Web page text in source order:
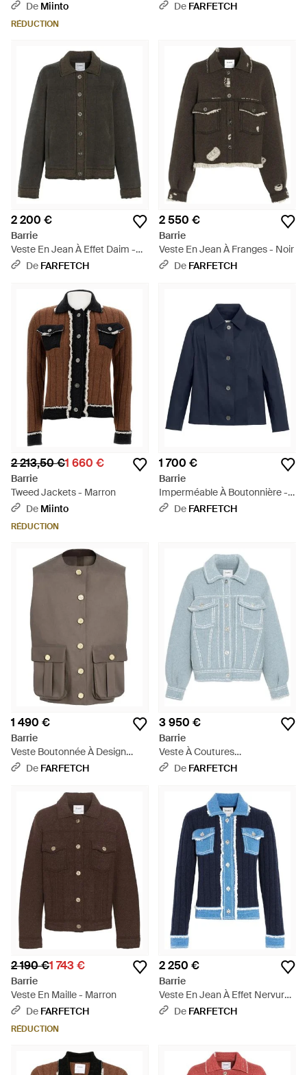
De Miinto
RÉDUCTION
NoirDe FARFETCH
2 200 €
Barrie
Veste En Jean À Effet Daim -
NoirDe FARFETCH
2 550 €
Barrie
Veste En Jean À Franges - Noir
De FARFETCH
2 213,50 €1 660 €
Barrie
Tweed Jackets - Marron
De Miinto
RÉDUCTION
1 700 €
Barrie
Imperméable À Boutonnière -
BleuDe FARFETCH
1 490 €
Barrie
Veste Boutonnée À Design
Sans Manches - Marron
De FARFETCH
3 950 €
Barrie
Veste À Coutures
Contrastantes - Bleu
De FARFETCH
2 190 €1 743 €
Barrie
Veste En Maille - Marron
De FARFETCH
RÉDUCTION
2 250 €
Barrie
Veste En Jean À Effet Nervuré -
BleuDe FARFETCH